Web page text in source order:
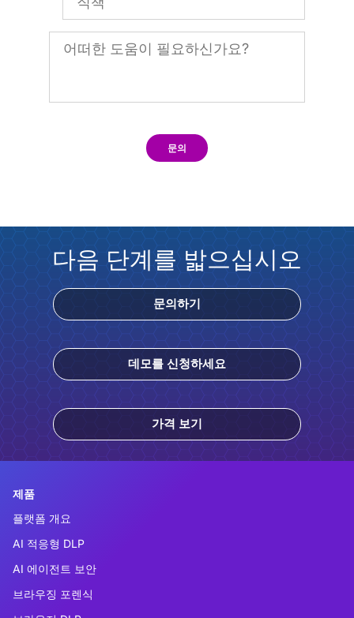
문의
다음 단계를 밟으십시오
문의하기
데모를 신청하세요
가격 보기
제품
플랫폼 개요
AI 적응형 DLP
AI 에이전트 보안
브라우징 포렌식